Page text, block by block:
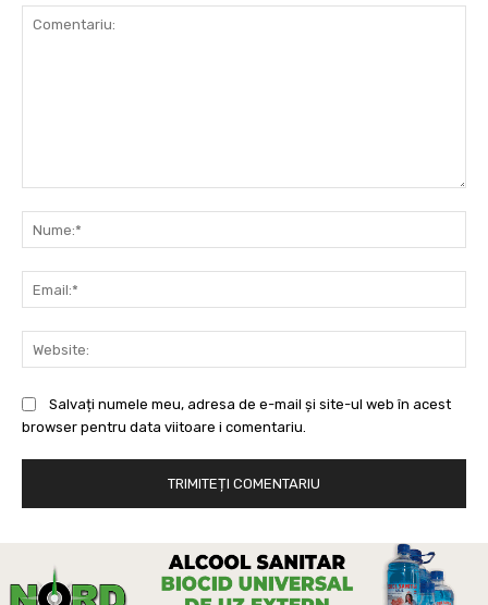
Salvați numele meu, adresa de e-mail și site-ul web în acest
browser pentru data viitoare i comentariu.